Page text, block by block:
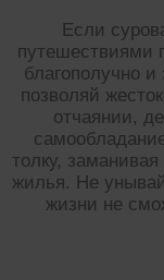
Если
путешествиями
благополучно
позволяй
отчаянии,
толку,
жилья. Не
жизни не